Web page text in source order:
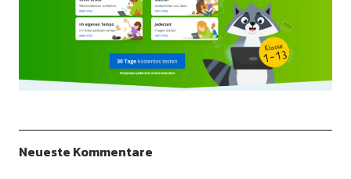
Neueste Kommentare